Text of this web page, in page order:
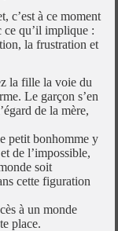
c’est à ce moment
ce qu’il implique :
la frustration et
la fille la voie du
Le garçon s’en
de la mère,
petit bonhomme y
de l’impossible,
soit
cette figuration
à un monde
place.